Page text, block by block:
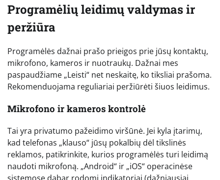
Programėlių leidimų valdymas ir
peržiūra
Programėlės dažnai prašo prieigos prie jūsų kontaktų,
mikrofono, kameros ir nuotraukų. Dažnai mes
paspaudžiame „Leisti“ net neskaitę, ko tiksliai prašoma.
Rekomenduojama reguliariai peržiūrėti šiuos leidimus.
Mikrofono ir kameros kontrolė
Tai yra privatumo pažeidimo viršūnė. Jei kyla įtarimų,
kad telefonas „klauso“ jūsų pokalbių dėl tikslinės
reklamos, patikrinkite, kurios programėlės turi leidimą
naudoti mikrofoną. „Android“ ir „iOS“ operacinėse